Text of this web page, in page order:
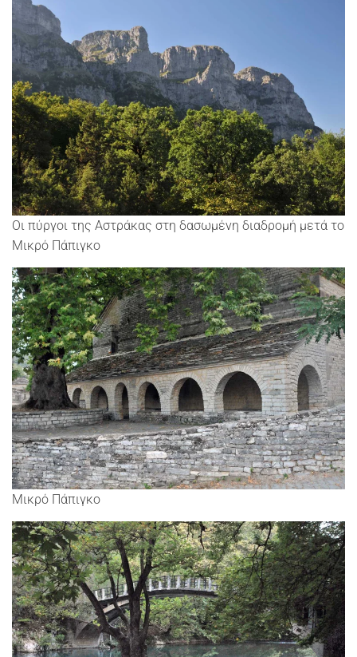
Οι πύργοι της Αστράκας στη δασωμένη διαδρομή μετά το
Μικρό Πάπιγκο
Μικρό Πάπιγκο